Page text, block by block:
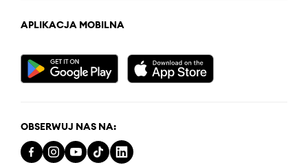
APLIKACJA MOBILNA
OBSERWUJ NAS NA: